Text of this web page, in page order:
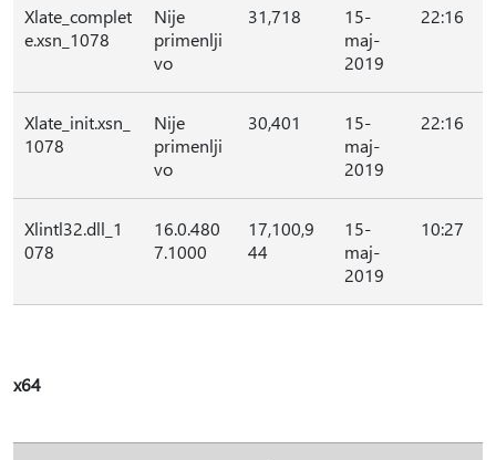
Xlate_complet
e.xsn_1078
Nije
primenlji
vo
31,718
15-
maj-
2019
22:16
Xlate_init.xsn_
1078
Nije
primenlji
vo
30,401
15-
maj-
2019
22:16
Xlintl32.dll_1
078
16.0.480
7.1000
17,100,9
44
15-
maj-
2019
10:27
x64